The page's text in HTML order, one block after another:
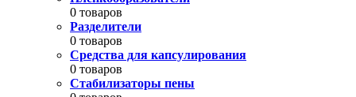
0 товаров
Разделители
0 товаров
Средства для капсулирования
0 товаров
Стабилизаторы пены